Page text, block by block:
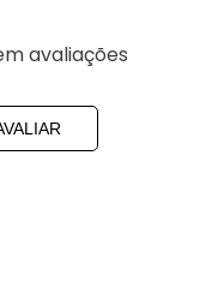
avaliações